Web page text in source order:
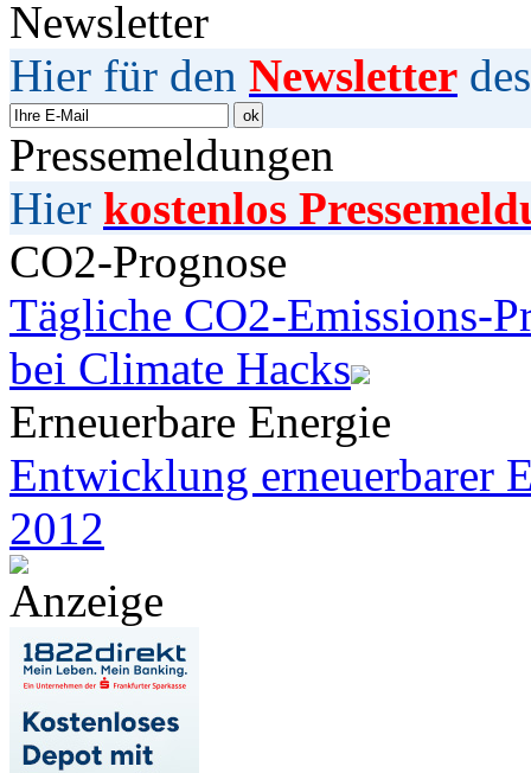
Newsletter
Hier für den Newsletter
Pressemeldungen
Hier kostenlos
CO2-Prognose
Tägliche CO2-Emissions-
bei Climate Hacks
Erneuerbare Energie
Entwicklung erneuerbarer
2012
Anzeige